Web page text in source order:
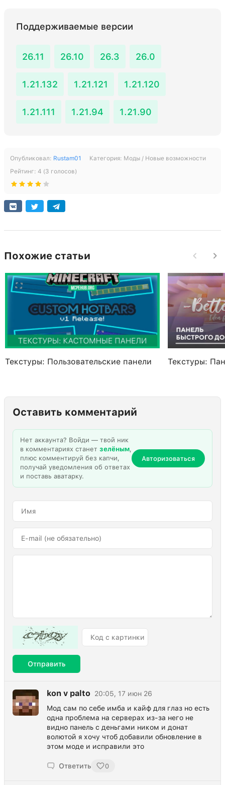
Поддерживаемые версии
26.11 26.10 26.3 26.0
1.21.132 1.21.121 1.21.120
1.21.111 1.21.94 1.21.90
Опубликовал: Rustam01 Категория: Моды / Новые возможности
Рейтинг: 4 (3 голосов)
Похожие статьи
Текстуры: Пользовательские панели Текстуры:
Оставить комментарий
Нет аккаунта? Войди — твой ник
в комментариях станет зелёным,
плюс комментируй без капчи,
получай уведомления об ответах
и поставь аватарку.
Авторизоваться
Отправить
kon v palto 20:05, 17 июн 26
Мод сам по себе имба и кайф для глаз но есть
одна проблема на серверах из-за него не
видно панель с деньгами ником и донат
волютой я хочу чтоб добавили обновление в
этом моде и исправили это
Ответить 0